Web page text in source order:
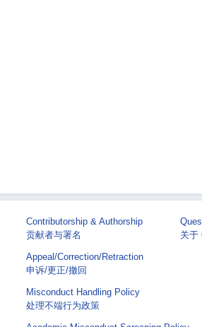
Contributorship & Authorship
贡献者与署名
关于
Appeal/Correction/Retraction
申诉/更正/撤回
Misconduct Handling Policy
处理不端行为政策